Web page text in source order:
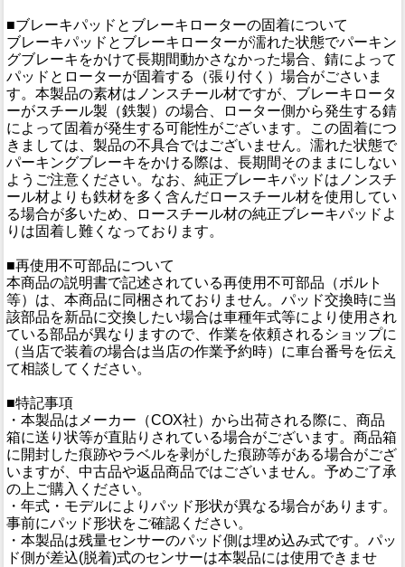
■ブレーキパッドとブレーキローターの固着について
ブレーキパッドとブレーキローターが濡れた状態でパーキン
グブレーキをかけて長期間動かさなかった場合、錆によって
パッドとローターが固着する（張り付く）場合がごさいま
す。本製品の素材はノンスチール材ですが、ブレーキロータ
ーがスチール製（鉄製）の場合、ローター側から発生する錆
によって固着が発生する可能性がございます。この固着につ
きましては、製品の不具合ではございません。濡れた状態で
パーキングブレーキをかける際は、長期間そのままにしない
ようご注意ください。なお、純正ブレーキパッドはノンスチ
ール材よりも鉄材を多く含んだロースチール材を使用してい
る場合が多いため、ロースチール材の純正ブレーキパッドよ
りは固着し難くなっております。
■再使用不可部品について
本商品の説明書で記述されている再使用不可部品（ボルト
等）は、本商品に同梱されておりません。パッド交換時に当
該部品を新品に交換したい場合は車種年式等により使用され
ている部品が異なりますので、作業を依頼されるショップに
（当店で装着の場合は当店の作業予約時）に車台番号を伝え
て相談してください。
■特記事項
・本製品はメーカー（COX社）から出荷される際に、商品
箱に送り状等が直貼りされている場合がございます。商品箱
に開封した痕跡やラベルを剥がした痕跡等がある場合がござ
いますが、中古品や返品商品ではございません。予めご了承
の上ご購入ください。
・年式・モデルによりパッド形状が異なる場合があります。
事前にパッド形状をご確認ください。
・本製品は残量センサーのパッド側は埋め込み式です。パッ
ド側が差込(脱着)式のセンサーは本製品には使用できませ